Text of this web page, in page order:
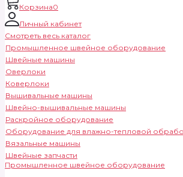
Корзина0
Личный кабинет
Смотреть весь каталог
Промышленное швейное оборудование
Швейные машины
Оверлоки
Коверлоки
Вышивальные машины
Швейно-вышивальные машины
Раскройное оборудование
Оборудование для влажно-тепловой
Вязальные машины
Швейные запчасти
Промышленное швейное оборудование